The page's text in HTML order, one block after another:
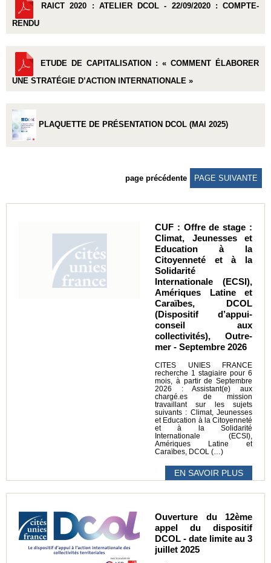
RAICT 2020 : ATELIER DCOL - 22/09/2020 : COMPTE-
RENDU
ETUDE DE CAPITALISATION : « COMMENT ÉLABORER
UNE STRATÉGIE D’ACTION INTERNATIONALE »
PLAQUETTE DE PRÉSENTATION DCOL (MAI 2025)
page précédente PAGE SUIVANTE
CUF : Offre de stage :
Climat, Jeunesses et
Education à la
Citoyenneté et à la
Solidarité
Internationale (ECSI),
Amériques Latine et
Caraïbes, DCOL
(Dispositif d’appui-
conseil aux
collectivités), Outre-
mer - Septembre 2026
CITES UNIES FRANCE
recherche 1 stagiaire pour 6
mois, à partir de Septembre
2026 : Assistant(e) aux
chargé.es de mission
travaillant sur les sujets
suivants : Climat, Jeunesses
et Education à la Citoyenneté
et à la Solidarité
Internationale (ECSI),
Amériques Latine et
Caraïbes, DCOL (…)
EN SAVOIR PLUS
Ouverture du 12ème
appel du dispositif
DCOL - date limite au 3
juillet 2025